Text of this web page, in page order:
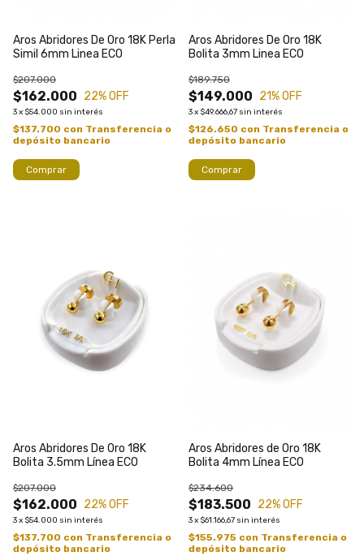
Aros Abridores De Oro 18K Perla
Simil 6mm Linea ECO
$162.000
$207.000
22% OFF
3x $54.000 sin interés
$137.700 con Transferencia o
depósito bancario
Comprar
Aros Abridores De Oro 18K
Bolita 3mm Linea ECO
$149.000
$189.750
21% OFF
3x $49.666,67 sin interés
$126.650 con Transferencia o
depósito bancario
Comprar
Aros Abridores De Oro 18K
Bolita 3.5mm Línea ECO
$162.000
$207.000
22% OFF
3x $54.000 sin interés
$137.700 con Transferencia o
depósito bancario
Aros Abridores de Oro 18K
Bolita 4mm Línea ECO
$183.500
$234.600
22% OFF
3x $61.166,67 sin interés
$155.975 con Transferencia o
depósito bancario